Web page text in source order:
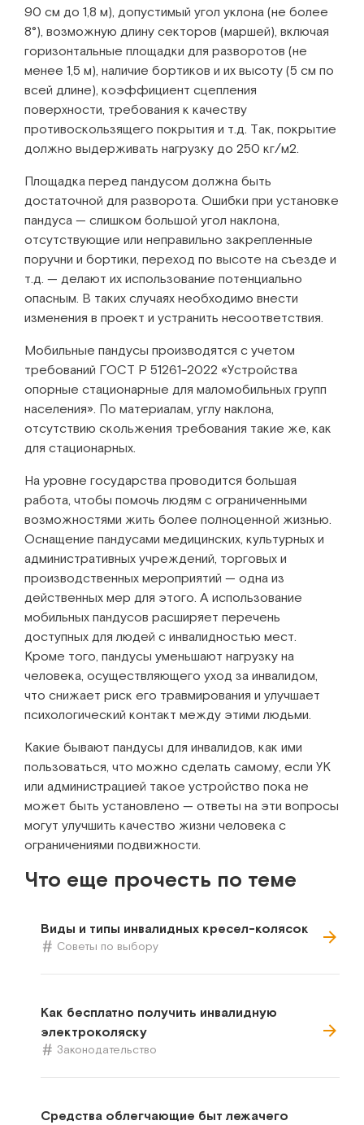
90 см до 1,8 м), допустимый угол уклона (не более
8°), возможную длину секторов (маршей), включая
горизонтальные площадки для разворотов (не
менее 1,5 м), наличие бортиков и их высоту (5 см по
всей длине), коэффициент сцепления
поверхности, требования к качеству
противоскользящего покрытия и т.д. Так, покрытие
должно выдерживать нагрузку до 250 кг/м2.
Площадка перед пандусом должна быть
достаточной для разворота. Ошибки при установке
пандуса — слишком большой угол наклона,
отсутствующие или неправильно закрепленные
поручни и бортики, переход по высоте на съезде и
т.д. — делают их использование потенциально
опасным. В таких случаях необходимо внести
изменения в проект и устранить несоответствия.
Мобильные пандусы производятся с учетом
требований ГОСТ Р 51261-2022 «Устройства
опорные стационарные для маломобильных групп
населения». По материалам, углу наклона,
отсутствию скольжения требования такие же, как
для стационарных.
На уровне государства проводится большая
работа, чтобы помочь людям с ограниченными
возможностями жить более полноценной жизнью.
Оснащение пандусами медицинских, культурных и
административных учреждений, торговых и
производственных мероприятий — одна из
действенных мер для этого. А использование
мобильных пандусов расширяет перечень
доступных для людей с инвалидностью мест.
Кроме того, пандусы уменьшают нагрузку на
человека, осуществляющего уход за инвалидом,
что снижает риск его травмирования и улучшает
психологический контакт между этими людьми.
Какие бывают пандусы для инвалидов, как ими
пользоваться, что можно сделать самому, если УК
или администрацией такое устройство пока не
может быть установлено — ответы на эти вопросы
могут улучшить качество жизни человека с
ограничениями подвижности.
Что еще прочесть по теме
Виды и типы инвалидных кресел-колясок
Советы по выбору
Как бесплатно получить инвалидную
электроколяску
Законодательство
Средства облегчающие быт лежачего